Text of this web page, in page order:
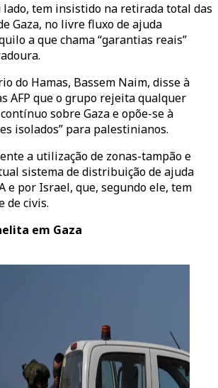
lado, tem insistido na retirada total das
Gaza, no livre fluxo de ajuda
a que chama “garantias reais”
do Hamas, Bassem Naim, disse à
AFP que o grupo rejeita qualquer
sobre Gaza e opõe-se à
isolados” para palestinianos.
a utilização de zonas-tampão e
sistema de distribuição de ajuda
e por Israel, que, segundo ele, tem
de civis.
em Gaza